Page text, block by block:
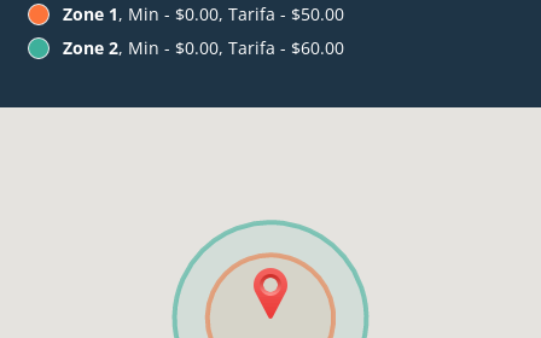
Zone 1, Min - $0.00, Tarifa - $50.00
Zone 2, Min - $0.00, Tarifa - $60.00